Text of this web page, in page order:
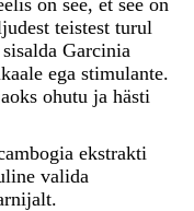
teistest turul
Garcinia
ega stimulante.
ohutu ja hästi
ekstrakti
valida